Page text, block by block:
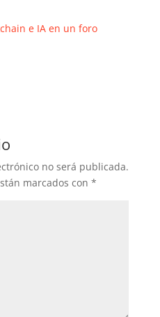
e IA en un foro
no será publicada.
marcados con *